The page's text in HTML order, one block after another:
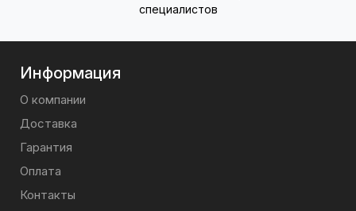
специалистов
Информация
О компании
Доставка
Гарантия
Оплата
Контакты